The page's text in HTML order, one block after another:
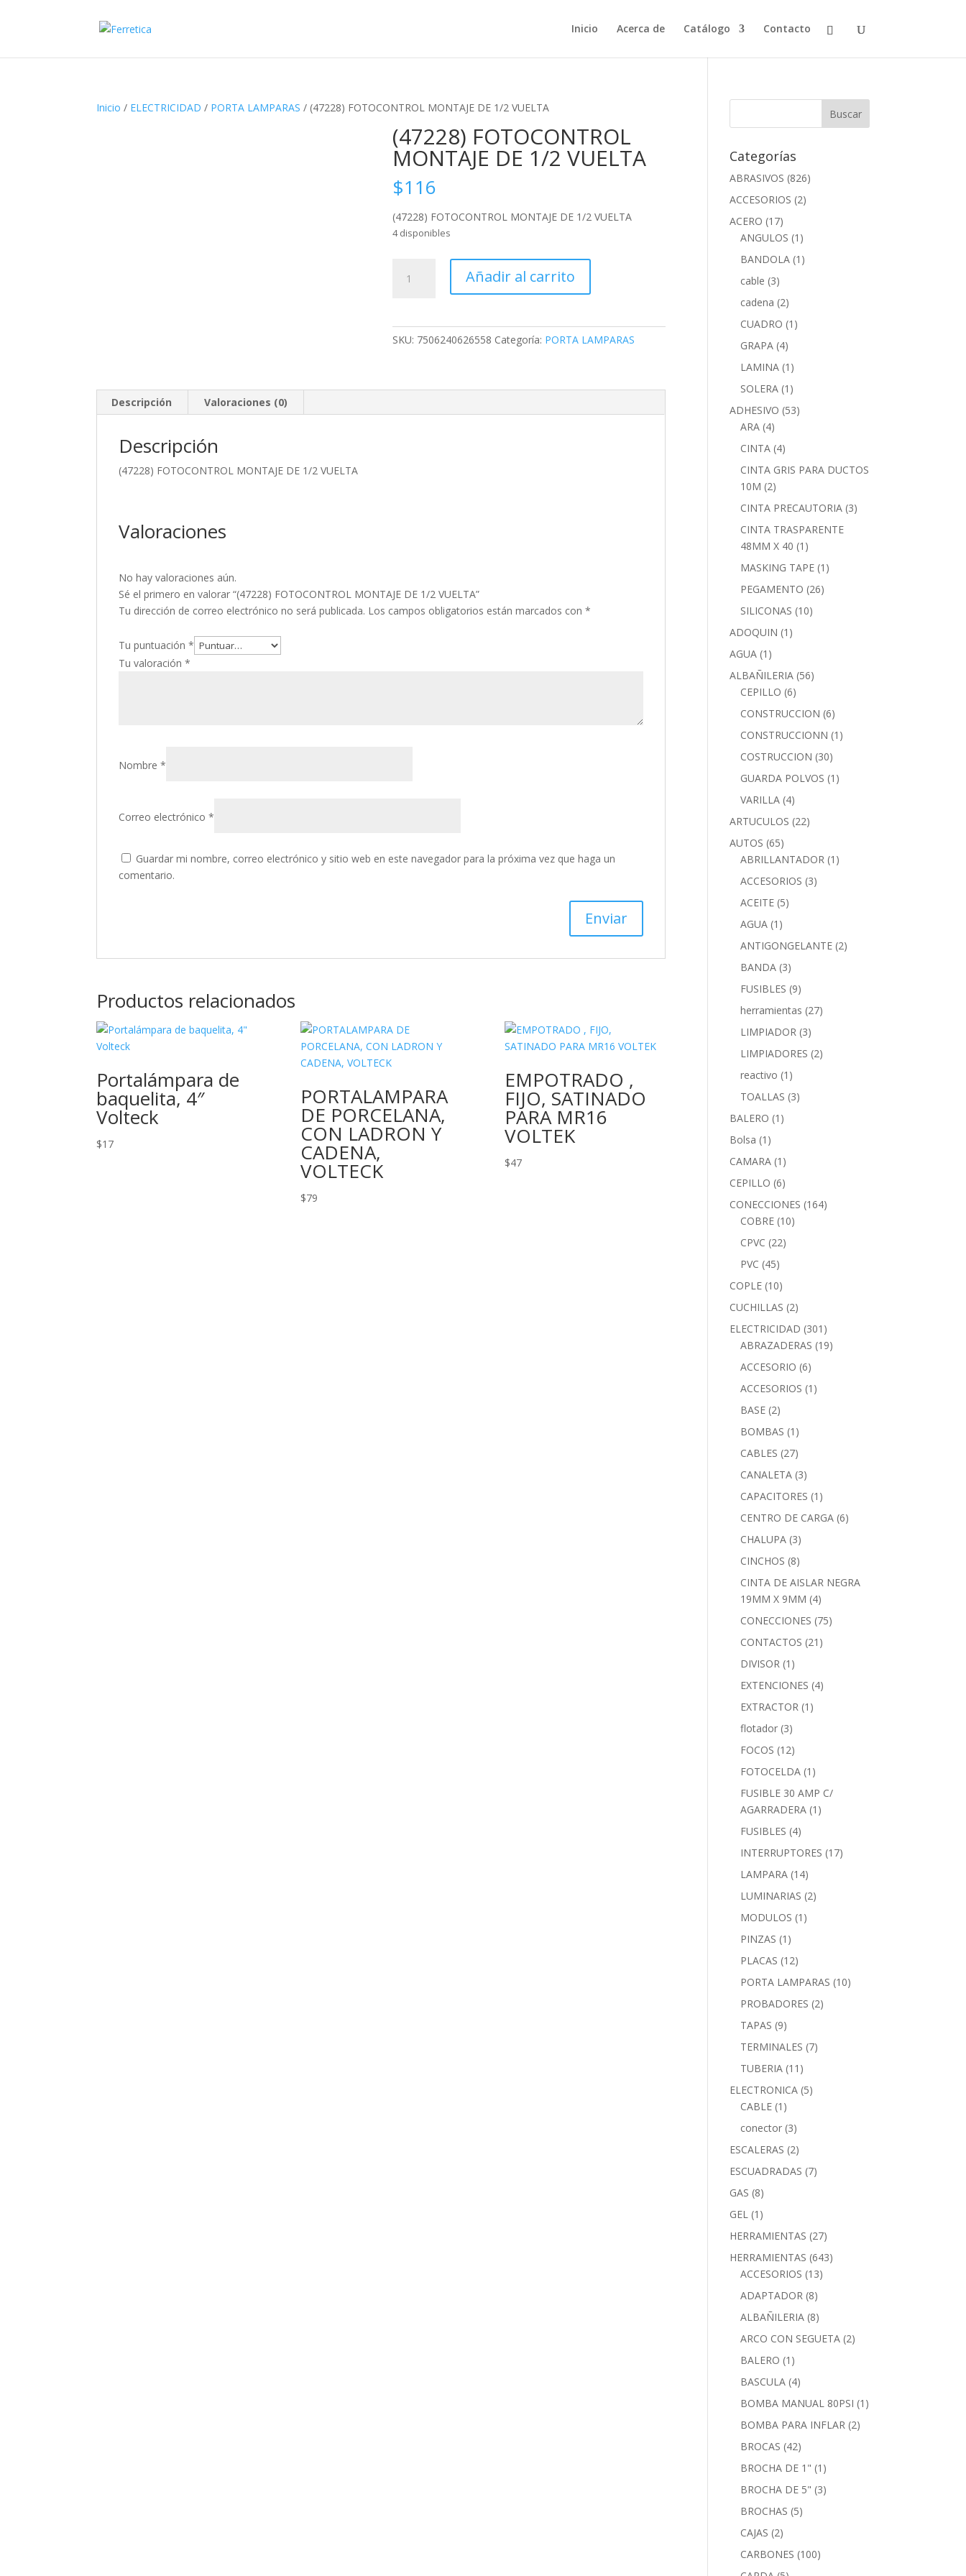
Inicio Acerca de Catálogo Contacto
Inicio / ELECTRICIDAD / PORTA LAMPARAS / (47228) FOTOCONTROL MONTAJE DE 1/2 VUELTA
(47228) FOTOCONTROL
MONTAJE DE 1/2 VUELTA
$116
(47228) FOTOCONTROL MONTAJE DE 1/2 VUELTA
4 disponibles
FOTOCONTROLAñadir al carrito
SKU: 7506240626558 Categoría: PORTA LAMPARAS
Descripción Valoraciones (0)
Descripción
(47228) FOTOCONTROL MONTAJE DE 1/2 VUELTA
Valoraciones
No hay valoraciones aún.
Sé el primero en valorar “(47228) FOTOCONTROL MONTAJE DE 1/2 VUELTA”
Tu dirección de correo electrónico no será publicada. Los campos obligatorios están marcados con*
Tu puntuación*
Tu valoración*
Nombre*
Correo electrónico*
Guardar mi nombre, correo electrónico y sitio web en este navegador para la próxima vez que haga un
comentario.
Productos relacionados
Portalámpara de
baquelita, 4″
Volteck
$17
PORTALAMPARA
DE PORCELANA,
CON LADRON Y
CADENA,
VOLTECK
$79
EMPOTRADO ,
FIJO, SATINADO
PARA MR16
VOLTEK
$47
Categorías
ABRASIVOS (826)
ACCESORIOS (2)
ACERO (17)
ANGULOS (1)
BANDOLA (1)
cable (3)
cadena (2)
CUADRO (1)
GRAPA (4)
LAMINA (1)
SOLERA (1)
ADHESIVO (53)
ARA (4)
CINTA (4)
CINTA GRIS PARA DUCTOS
10M (2)
CINTA PRECAUTORIA (3)
CINTA TRASPARENTE
48MM X 40 (1)
MASKING TAPE (1)
PEGAMENTO (26)
SILICONAS (10)
ADOQUIN (1)
AGUA (1)
ALBAÑILERIA (56)
CEPILLO (6)
CONSTRUCCION (6)
CONSTRUCCIONN (1)
COSTRUCCION (30)
GUARDA POLVOS (1)
VARILLA (4)
ARTUCULOS (22)
AUTOS (65)
ABRILLANTADOR (1)
ACCESORIOS (3)
ACEITE (5)
AGUA (1)
ANTIGONGELANTE (2)
BANDA (3)
FUSIBLES (9)
herramientas (27)
LIMPIADOR (3)
LIMPIADORES (2)
reactivo (1)
TOALLAS (3)
BALERO (1)
Bolsa (1)
CAMARA (1)
CEPILLO (6)
CONECCIONES (164)
COBRE (10)
CPVC (22)
PVC (45)
COPLE (10)
CUCHILLAS (2)
ELECTRICIDAD (301)
ABRAZADERAS (19)
ACCESORIO (6)
ACCESORIOS (1)
BASE (2)
BOMBAS (1)
CABLES (27)
CANALETA (3)
CAPACITORES (1)
CENTRO DE CARGA (6)
CHALUPA (3)
CINCHOS (8)
CINTA DE AISLAR NEGRA
19MM X 9MM (4)
CONECCIONES (75)
CONTACTOS (21)
DIVISOR (1)
EXTENCIONES (4)
EXTRACTOR (1)
flotador (3)
FOCOS (12)
FOTOCELDA (1)
FUSIBLE 30 AMP C/
AGARRADERA (1)
FUSIBLES (4)
INTERRUPTORES (17)
LAMPARA (14)
LUMINARIAS (2)
MODULOS (1)
PINZAS (1)
PLACAS (12)
PORTA LAMPARAS (10)
PROBADORES (2)
TAPAS (9)
TERMINALES (7)
TUBERIA (11)
ELECTRONICA (5)
CABLE (1)
conector (3)
ESCALERAS (2)
ESCUADRADAS (7)
GAS (8)
GEL (1)
HERRAMIENTAS (27)
HERRAMIENTAS (643)
ACCESORIOS (13)
ADAPTADOR (8)
ALBAÑILERIA (8)
ARCO CON SEGUETA (2)
BALERO (1)
BASCULA (4)
BOMBA MANUAL 80PSI (1)
BOMBA PARA INFLAR (2)
BROCAS (42)
BROCHA DE 1" (1)
BROCHA DE 5" (3)
BROCHAS (5)
CAJAS (2)
CARBONES (100)